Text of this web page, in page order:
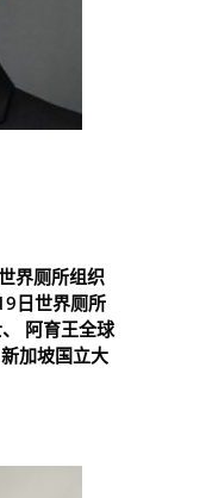
界厕所组织
日世界厕所
阿育王全球
加坡国立大